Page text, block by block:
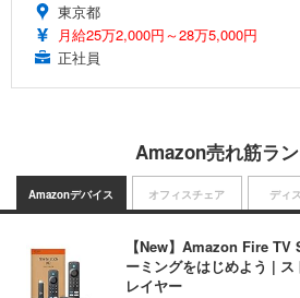
東京都
月給25万2,000円～28万5,000円
正社員
Amazon売れ筋ラ
Amazonデバイス
【New】Amazon Fire TV
ーミングをはじめよう |
レイヤー
オフィスチェア ディ